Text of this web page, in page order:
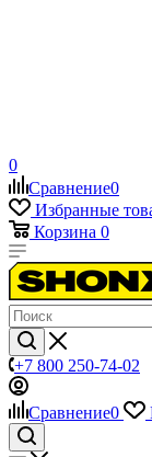
0
Сравнение0
Избранные
Корзина 0
+7 800 250-74-02
Сравнение0